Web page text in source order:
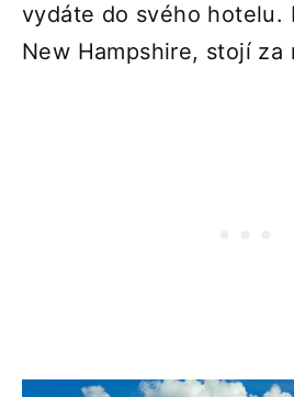
vydáte do svého hotelu.
New Hampshire, stojí za